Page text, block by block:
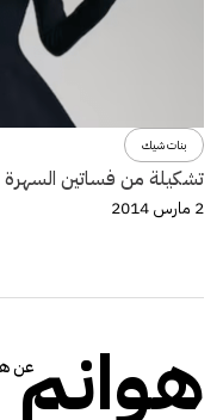
بنات شيك
تشكيلة من فساتين السهرة
2 مارس 2014
هوانم
عن